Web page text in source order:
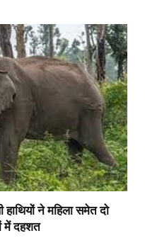
ने महिला समेत दो
में दहशत